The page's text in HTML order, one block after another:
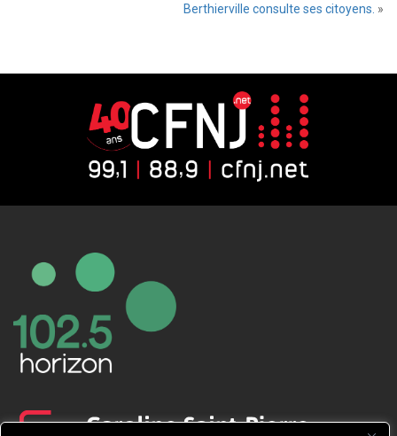
Berthierville consulte ses citoyens. »